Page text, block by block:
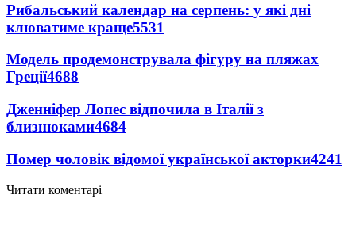
Рибальський календар на серпень: у які дні
клюватиме краще5531
Модель продемонструвала фігуру на пляжах
Греції4688
Дженніфер Лопес відпочила в Італії з
близнюками4684
Помер чоловік відомої української акторки4241
Читати коментарі